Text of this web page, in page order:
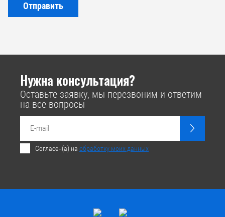
Отправить
Нужна консультация?
Оставьте заявку, мы перезвоним и ответим
на все вопросы
Согласен(а) на обработку моих данных